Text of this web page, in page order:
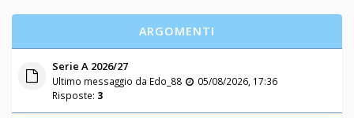
ARGOMENTI
Serie A 2026/27
Ultimo messaggio da Edo_88
05/08/2026, 17:36
Risposte: 3